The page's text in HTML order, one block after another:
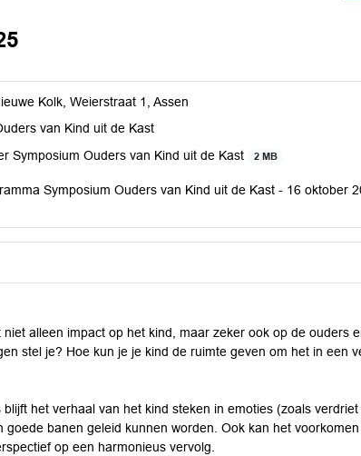
Kolk, Weierstraat 1, Assen
van Kind uit de Kast
Symposium Ouders van Kind uit de Kast 2 MB
Symposium Ouders van Kind uit de Kast - 16 oktober
alleen impact op het kind, maar zeker ook op de ouders
stel je? Hoe kun je je kind de ruimte geven om het in een
het verhaal van het kind steken in emoties (zoals
goede banen geleid kunnen worden. Ook kan het
op een harmonieus vervolg.